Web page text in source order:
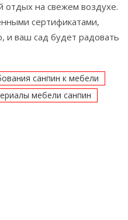
отдых на свежем воздухе.
сертификатами,
и ваш сад будет радовать
санпин к мебели
мебели санпин